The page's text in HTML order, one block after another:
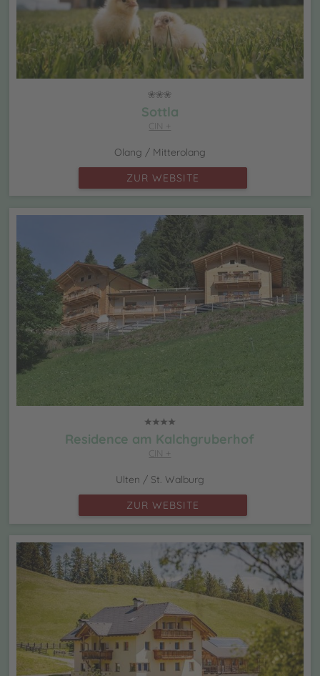
Sottla
CIN +
Olang / Mitterolang
ZUR WEBSITE
Residence am Kalchgruberhof
CIN +
Ulten / St. Walburg
ZUR WEBSITE